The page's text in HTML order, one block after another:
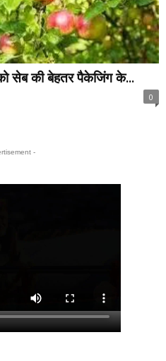
सेब की बेहतर पैकेजिंग के...
0
-